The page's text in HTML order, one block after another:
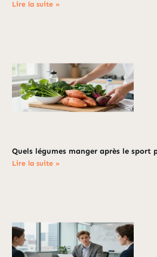
Lire la suite »
Quels légumes manger après le sport
Lire la suite »